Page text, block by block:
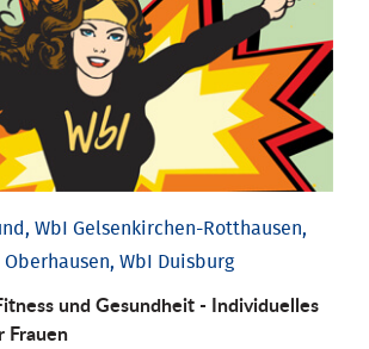
WbI Gelsenkirchen-Rotthausen,
Oberhausen, WbI Duisburg
und Gesund­heit - Individu­elles
Frauen